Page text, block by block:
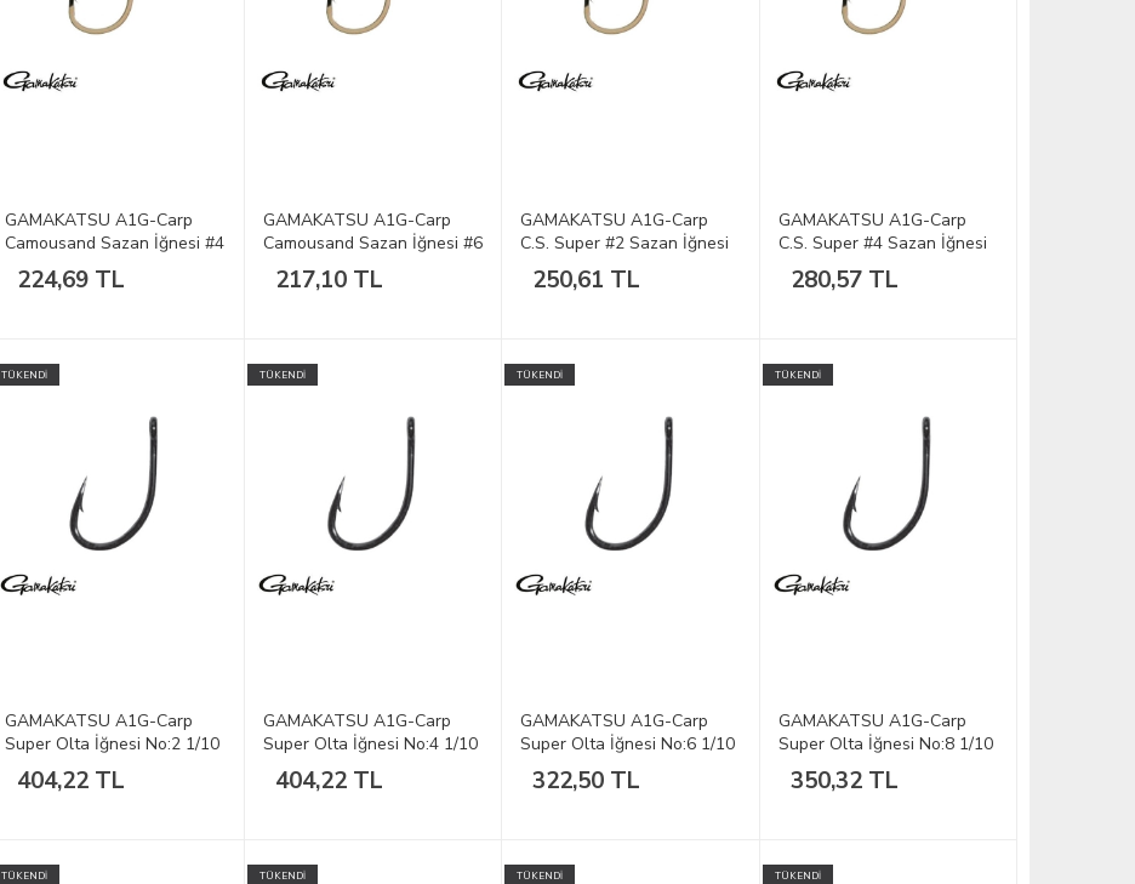
GAMAKATSU A1G-Carp
Camousand Sazan İğnesi #4
1/10
224,69 TL
GAMAKATSU A1G-Carp
Camousand Sazan İğnesi #6
1/10
217,10 TL
GAMAKATSU A1G-Carp
C.S. Super #2 Sazan İğnesi
1/10
250,61 TL
GAMAKATSU A1G-Carp
C.S. Super #4 Sazan İğnesi
1/10
280,57 TL
TÜKENDİ
GAMAKATSU A1G-Carp
Super Olta İğnesi No:2 1/10
404,22 TL
TÜKENDİ
GAMAKATSU A1G-Carp
Super Olta İğnesi No:4 1/10
404,22 TL
TÜKENDİ
GAMAKATSU A1G-Carp
Super Olta İğnesi No:6 1/10
322,50 TL
TÜKENDİ
GAMAKATSU A1G-Carp
Super Olta İğnesi No:8 1/10
350,32 TL
TÜKENDİ TÜKENDİ TÜKENDİ TÜKENDİ